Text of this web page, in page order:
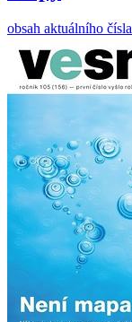
obsah aktuálního čísla